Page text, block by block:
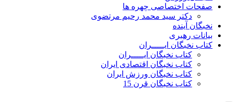
صفحات اختصاصی چهره ها
دکتر سید محمد رحیم مرتضوی
نخبگان آینده
بیانات رهبری
کتاب نخبگان ایـــــران
کتاب نخبگان ایـــــران
کتاب نخبگان اقتصادی ایران
کتاب نخبگان ورزش ایران
کتاب نخبگان قرن 15